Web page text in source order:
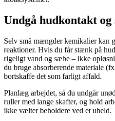
Undgå hudkontakt og
Selv små mængder kemikalier kan
reaktioner. Hvis du får stænk på
rigeligt vand og sæbe – ikke
du bruge absorberende materiale
bortskaffe det som farligt affald.
Planlæg arbejdet, så du undgår
ruller med lange skafter, og hold
ikke vælter beholdere ved et uheld.